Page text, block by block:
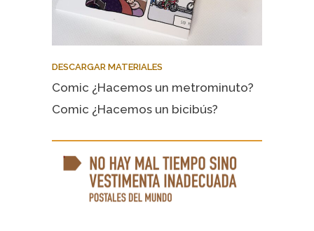
DESCARGAR MATERIALES
Comic ¿Hacemos un metrominuto?
Comic ¿Hacemos un bicibús?